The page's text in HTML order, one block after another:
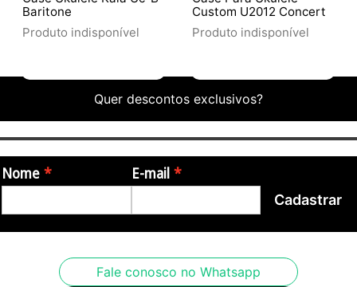
Baritone
Produto indisponível
Custom U2012 Concert
Produto indisponível
Quer descontos exclusivos?
Nome E-mail
Cadastrar
Fale conosco no Whatsapp